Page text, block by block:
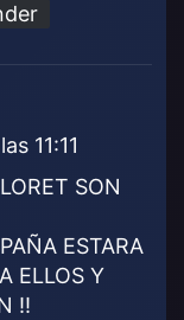
11:11
SON
ESTARA
ELLOS Y
!!